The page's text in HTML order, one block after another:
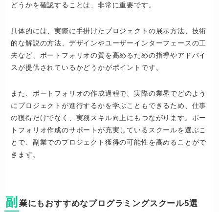
どうかを確認することは、非常に重要です。
具体的には、実際に手掛けたプロジェクトの展示方法、技術
的な解説の方法、デザインやユーザーインターフェースの工
夫など、ポートフォリオの質を高めるための指導やアドバイ
スが提供されているかどうかがポイントです。
また、ポートフォリオの作成過程で、実際の業界でどのよう
にプロジェクトが進行するかを学ぶこともできるため、仕事
の獲得だけでなく、実務スキル向上にもつながります。ポー
トフォリオ作成のサポートが充実しているスクールを選ぶこ
とで、副業でのプロジェクト獲得の可能性を高めることがで
きます。
副 業にもおすすめなプログラミングスクール5選